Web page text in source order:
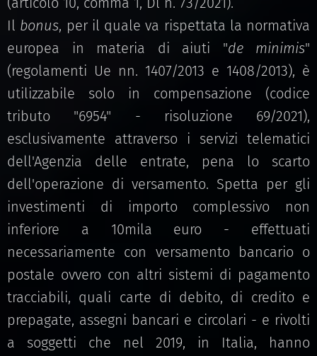
Il bonus, per il quale va rispettata la normativa
europea in materia di aiuti "de minimis"
(regolamenti Ue nn. 1407/2013 e 1408/2013), è
utilizzabile solo in compensazione (codice
tributo "6954" - risoluzione 69/2021),
esclusivamente attraverso i servizi telematici
dell'Agenzia delle entrate, pena lo scarto
dell'operazione di versamento. Spetta per gli
investimenti di importo complessivo non
inferiore a 10mila euro - effettuati
necessariamente con versamento bancario o
postale ovvero con altri sistemi di pagamento
tracciabili, quali carte di debito, di credito e
prepagate, assegni bancari e circolari - e rivolti
a soggetti che nel 2019, in Italia, hanno